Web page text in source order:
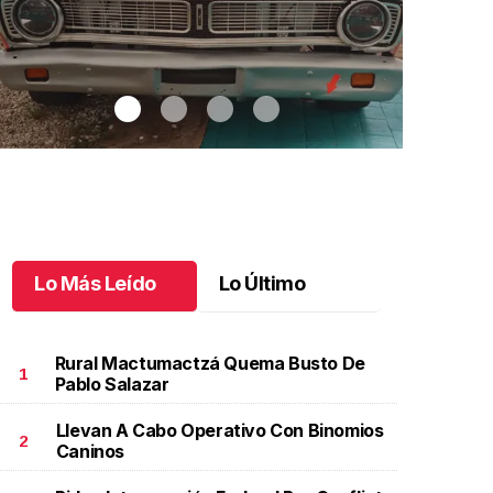
Autos clásicos invaden Tuxtla Gutiérrez.Autos
clásicos invaden Tuxtla Gutiérrez
Octubre 07 l
Lo Más Leído Lo Último
1
Rural Mactumactzá Quema Busto De
Pablo Salazar
2
Llevan A Cabo Operativo Con Binomios
Caninos